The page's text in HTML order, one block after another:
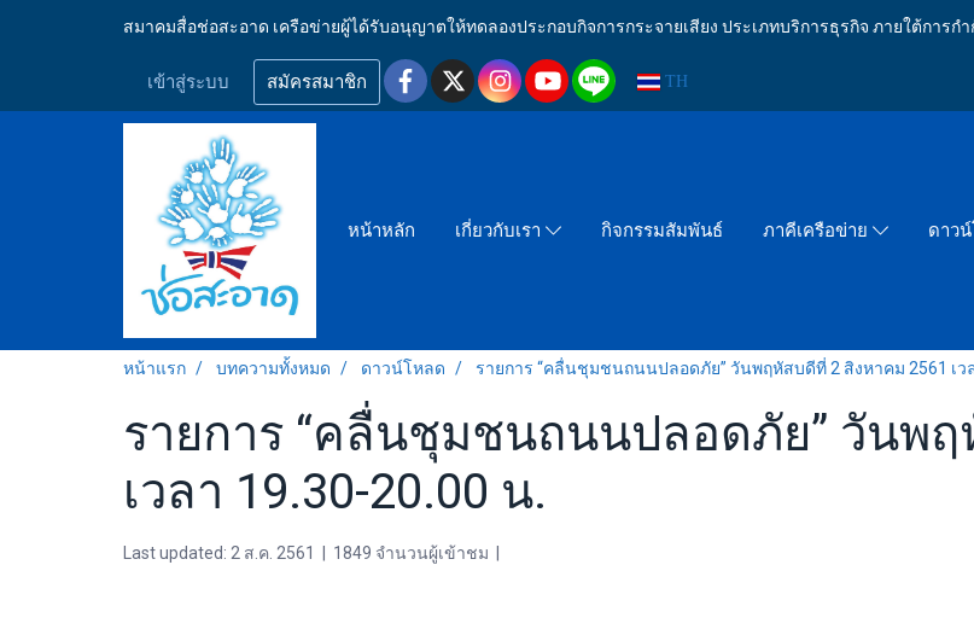
สมาคมสื่อช่อสะอาด เครือข่ายผู้ได้รับอนุญาตให้ทดลองประกอบกิจการกระจายเสียง ประเภทบริการธุรกิจ ภายใต้กา
เข้าสู่ระบบ สมัครสมาชิก TH
หน้าหลัก เกี่ยวกับเรา กิจกรรมสัมพันธ์ ภาคีเครือข่าย ดาว
หน้าแรก บทความทั้งหมด ดาวน์โหลด รายการ “คลื่นชุมชนถนนปลอดภัย” วันพฤหัสบดีที่ 2 สิงหาคม 2561 เวล
รายการ “คลื่นชุมชนถนนปลอดภัย” วันพฤ
เวลา 19.30-20.00 น.
Last updated: 2 ส.ค. 2561 1849 จำนวนผู้เข้าชม